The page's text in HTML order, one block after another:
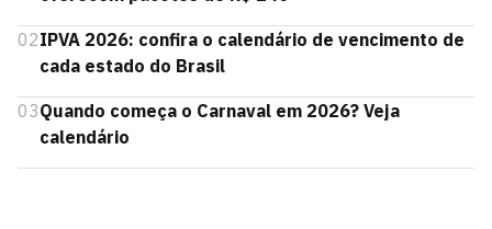
02IPVA 2026: confira o calendário de vencimento de
cada estado do Brasil
03Quando começa o Carnaval em 2026? Veja
calendário